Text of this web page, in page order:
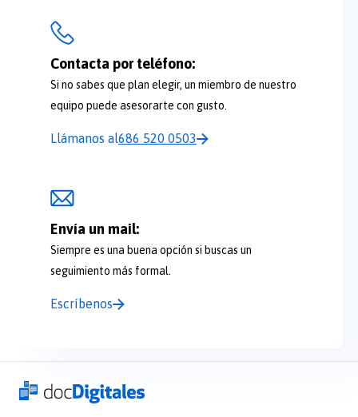
Contacta por teléfono:
Si no sabes que plan elegir, un miembro de nuestro
equipo puede asesorarte con gusto.
Llámanos al 686 520 0503
Envía un mail:
Siempre es una buena opción si buscas un
seguimiento más formal.
Escríbenos